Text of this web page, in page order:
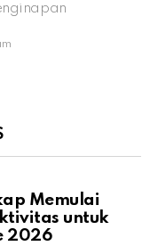
Memulai
untuk
2026